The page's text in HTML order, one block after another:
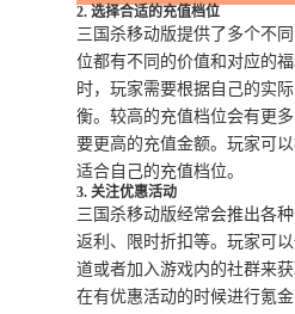
2. 选择合适的充值档位
三国杀移动版提供了多个不
位都有不同的价值和对应的
时，玩家需要根据自己的实
衡。较高的充值档位会有更
要更高的充值金额。玩家可
适合自己的充值档位。
3. 关注优惠活动
三国杀移动版经常会推出各
返利、限时折扣等。玩家可
道或者加入游戏内的社群来获
在有优惠活动的时候进行氪